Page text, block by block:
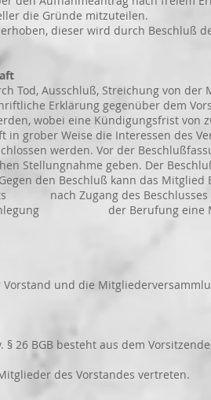
Gründe mitzuteilen.
dieser wird durch Beschluß
Ausschluß, Streichung von der
Erklärung gegenüber dem
eine Kündigungsfrist von
Weise die Interessen des
Vor der
geben. Der Beschluß
Beschluß kann das Mitglied
nach Zugang des Beschlusses
der Berufung eine
und die
26 BGB besteht aus dem
des Vorstandes vertreten.